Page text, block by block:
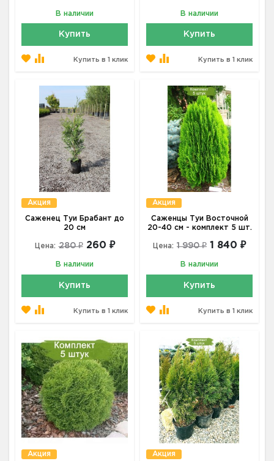
В наличии
Купить
Купить в 1 клик
В наличии
Купить
Купить в 1 клик
Акция
Саженец Туи Брабант до
20 см
Цена: 280 ₽ 260 ₽
В наличии
Купить
Купить в 1 клик
Акция
Саженцы Туи Восточной
20-40 см - комплект 5 шт.
Цена: 1 990 ₽ 1 840 ₽
В наличии
Купить
Купить в 1 клик
Акция Акция